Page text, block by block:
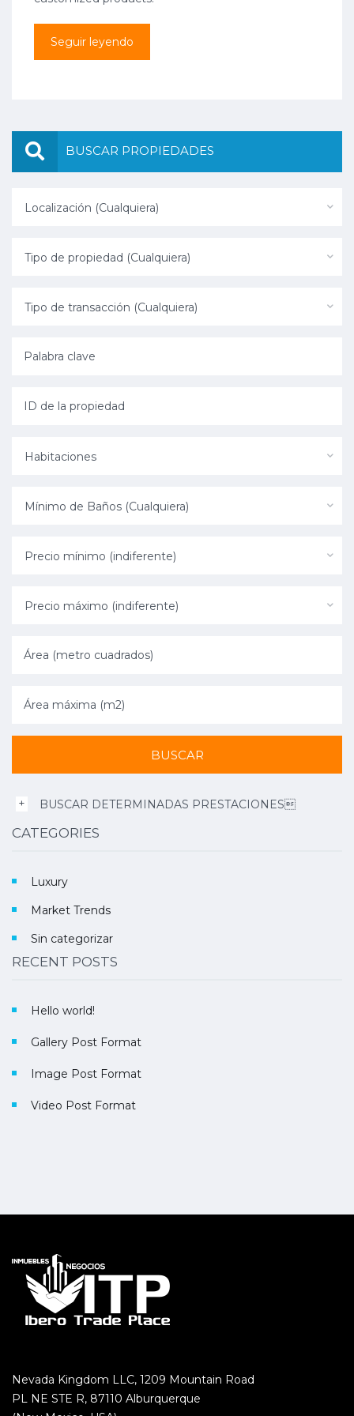
Seguir leyendo
BUSCAR PROPIEDADES
Localización (Cualquiera)
Tipo de propiedad (Cualquiera)
Tipo de transacción (Cualquiera)
Habitaciones
Mínimo de Baños (Cualquiera)
Precio mínimo (indiferente)
Precio máximo (indiferente)
BUSCAR DETERMINADAS PRESTACIONES
CATEGORIES
Luxury
Market Trends
Sin categorizar
RECENT POSTS
Hello world!
Gallery Post Format
Image Post Format
Video Post Format
Nevada Kingdom LLC, 1209 Mountain Road
PL NE STE R, 87110 Alburquerque